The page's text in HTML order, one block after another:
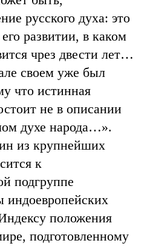
русского духа: это
развитии, в каком
чрез двести лет…
своем уже был
что истинная
не в описании
духе народа…».
из крупнейших
к
подгруппе
индоевропейских
положения
подготовленному